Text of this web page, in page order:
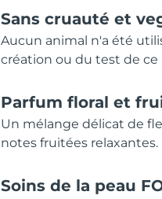
Sans cruauté et
Aucun animal n'a été
création ou du test de ce
Parfum floral et
Un mélange délicat de
notes fruitées relaxantes.
Soins de la peau